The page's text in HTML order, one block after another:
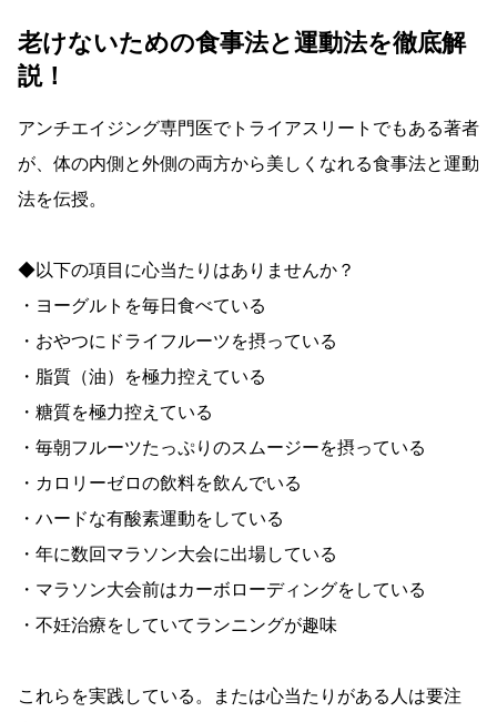
老けないための食事法と運動法を徹底解
説！
アンチエイジング専門医でトライアスリートでもある著者
が、体の内側と外側の両方から美しくなれる食事法と運動
法を伝授。
◆以下の項目に心当たりはありませんか？
・ヨーグルトを毎日食べている
・おやつにドライフルーツを摂っている
・脂質（油）を極力控えている
・糖質を極力控えている
・毎朝フルーツたっぷりのスムージーを摂っている
・カロリーゼロの飲料を飲んでいる
・ハードな有酸素運動をしている
・年に数回マラソン大会に出場している
・マラソン大会前はカーボローディングをしている
・不妊治療をしていてランニングが趣味
これらを実践している。または心当たりがある人は要注